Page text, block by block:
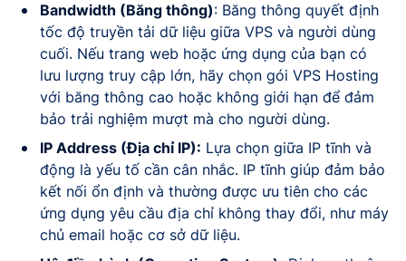
Bandwidth (Băng thông): Băng thông quyết định
tốc độ truyền tải dữ liệu giữa VPS và người dùng
cuối. Nếu trang web hoặc ứng dụng của bạn có
lưu lượng truy cập lớn, hãy chọn gói VPS Hosting
với băng thông cao hoặc không giới hạn để đảm
bảo trải nghiệm mượt mà cho người dùng.
IP Address (Địa chỉ IP): Lựa chọn giữa IP tĩnh và
động là yếu tố cần cân nhắc. IP tĩnh giúp đảm bảo
kết nối ổn định và thường được ưu tiên cho các
ứng dụng yêu cầu địa chỉ không thay đổi, như máy
chủ email hoặc cơ sở dữ liệu.